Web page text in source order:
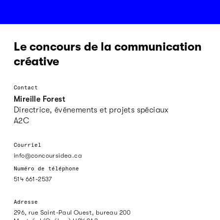
Le concours de la communication
créative
Contact
Mireille Forest
Directrice, événements et projets spéciaux
A2C
Courriel
info@concoursidea.ca
Numéro de téléphone
514 661-2537
Adresse
296, rue Saint-Paul Ouest, bureau 200